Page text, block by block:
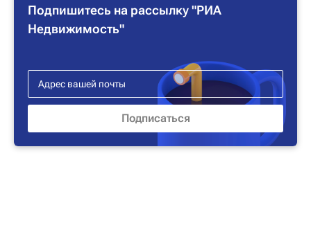
Подпишитесь на рассылку "РИА
Недвижимость"